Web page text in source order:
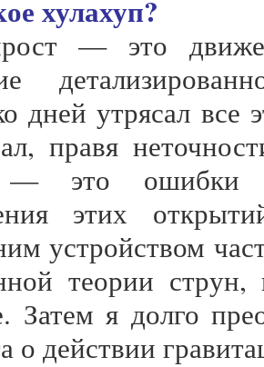
хулахуп?
— это
дней утрясал
правя
— это ошибки
этих
устройством
теории струн,
Затем я долго
о действии